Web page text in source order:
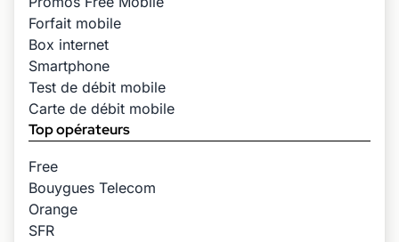
Forfait mobile
Box internet
Smartphone
Test de débit mobile
Carte de débit mobile
Top opérateurs
Free
Bouygues Telecom
Orange
SFR